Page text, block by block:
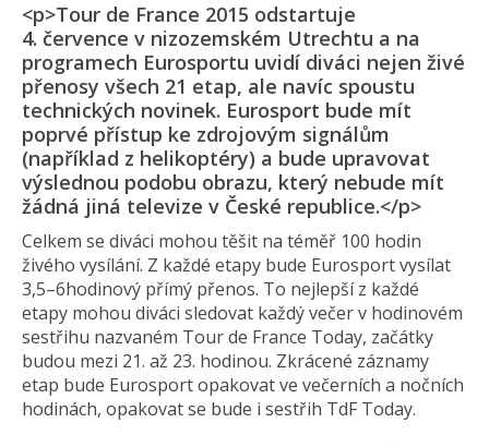
<p>Tour de France 2015 odstartuje
4. července v nizozemském Utrechtu a na
programech Eurosportu uvidí diváci nejen živé
přenosy všech 21 etap, ale navíc spoustu
technických novinek. Eurosport bude mít
poprvé přístup ke zdrojovým signálům
(například z helikoptéry) a bude upravovat
výslednou podobu obrazu, který nebude mít
žádná jiná televize v České republice.</p>
Celkem se diváci mohou těšit na téměř 100 hodin
živého vysílání. Z každé etapy bude Eurosport vysílat
3,5–6hodinový přímý přenos. To nejlepší z každé
etapy mohou diváci sledovat každý večer v hodinovém
sestřihu nazvaném Tour de France Today, začátky
budou mezi 21. až 23. hodinou. Zkrácené záznamy
etap bude Eurosport opakovat ve večerních a nočních
hodinách, opakovat se bude i sestřih TdF Today.